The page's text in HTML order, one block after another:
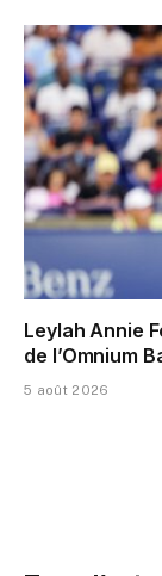
Leylah Annie
de l’Omnium
5 août 2026